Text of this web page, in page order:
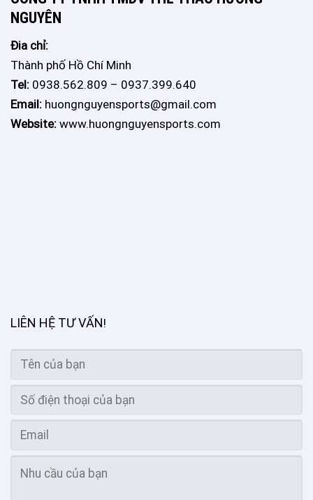
NGUYÊN
Đia chỉ:
Thành phố Hồ Chí Minh
Tel: 0938.562.809 – 0937.399.640
Email: huongnguyensports@gmail.com
Website: www.huongnguyensports.com
LIÊN HỆ TƯ VẤN!